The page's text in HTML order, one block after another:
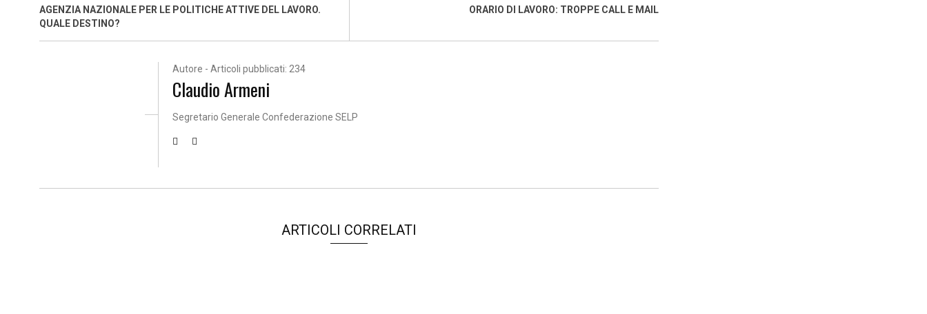
AGENZIA NAZIONALE PER LE POLITICHE ATTIVE DEL LAVORO.
QUALE DESTINO?
ORARIO DI LAVORO: TROPPE CALL E MAIL
Autore - Articoli pubblicati: 234
Claudio Armeni
Segretario Generale Confederazione SELP
ARTICOLI CORRELATI